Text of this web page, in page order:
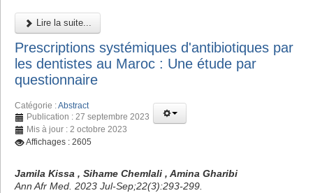
Lire la suite...
Prescriptions systémiques d'antibiotiques par
les dentistes au Maroc : Une étude par
questionnaire
Catégorie :Abstract
Publication : 27 septembre 2023
Mis à jour : 2 octobre 2023
Affichages : 2605
Jamila Kissa , Sihame Chemlali , Amina Gharibi
Ann Afr Med. 2023 Jul-Sep;22(3):293-299.